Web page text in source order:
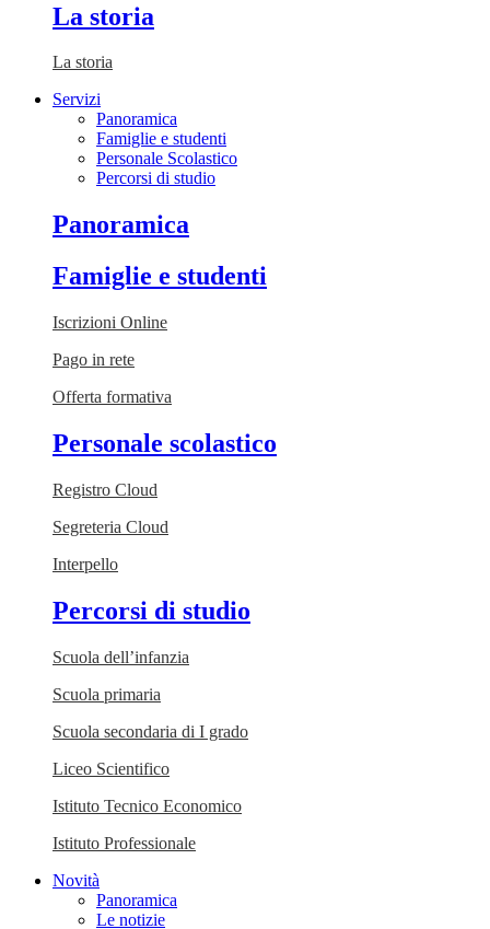
La storia
La storia
Servizi
Panoramica
Famiglie e studenti
Personale Scolastico
Percorsi di studio
Panoramica
Famiglie e studenti
Iscrizioni Online
Pago in rete
Offerta formativa
Personale scolastico
Registro Cloud
Segreteria Cloud
Interpello
Percorsi di studio
Scuola dell’infanzia
Scuola primaria
Scuola secondaria di I grado
Liceo Scientifico
Istituto Tecnico Economico
Istituto Professionale
Novità
Panoramica
Le notizie